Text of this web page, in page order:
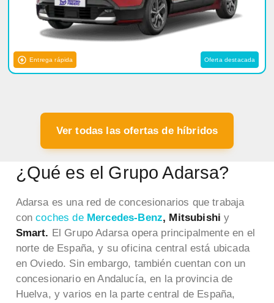
Entrega rápida Oferta destacada
Ver todas las ofertas de híbridos
¿Qué es el Grupo Adarsa?
Adarsa es una red de concesionarios que trabaja
concoches de Mercedes-Benz, Mitsubishiy
Smart. El Grupo Adarsa opera principalmente en el
norte de España, y su oficina central está ubicada
en Oviedo. Sin embargo, también cuentan con un
concesionario en Andalucía, en la provincia de
Huelva, y varios en la parte central de España,